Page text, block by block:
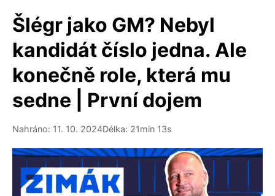
Šlégr jako GM? Nebyl
kandidát číslo jedna. Ale
konečně role, která mu
sedne | První dojem
Nahráno: 11. 10. 2024Délka: 21min 13s